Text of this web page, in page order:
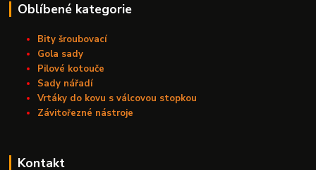
Oblíbené kategorie
Bity šroubovací
Gola sady
Pilové kotouče
Sady nářadí
Vrtáky do kovu s válcovou stopkou
Závitořezné nástroje
Kontakt